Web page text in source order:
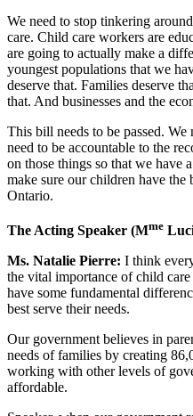
We need to stop tinkering
care. Child care workers are
are going to actually make a
youngest populations that we
deserve that. Families deserve
that. And businesses and the
This bill needs to be passed.
need to be accountable to the
on those things so that we have
make sure our children have the
Ontario.
The Acting Speaker (Mme
Ms. Natalie Pierre: I think
the vital importance of child
have some fundamental
best serve their needs.
Our government believes in
needs of families by creating
working with other levels of
affordable.